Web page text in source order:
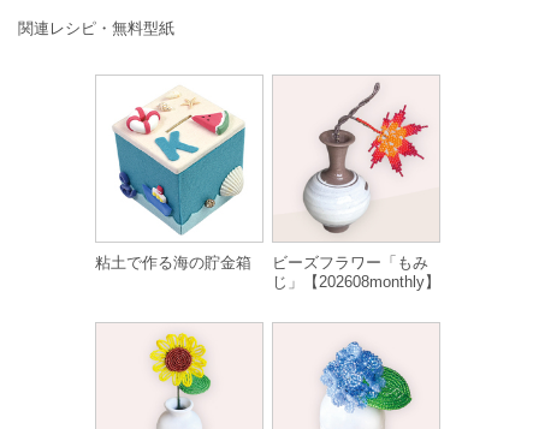
関連レシピ・無料型紙
粘土で作る海の貯金箱
ビーズフラワー「もみ
じ」【202608monthly】